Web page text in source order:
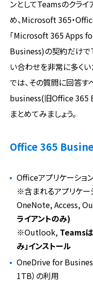
ンとしてTeamsのクライ
め、Microsoft 365・
「Microsoft 365 Apps
Business)の契約だけで
い合わせを非常に多くい
では、その質問に回答
business(旧Office 365
まとめてみましょう。
Office 365
Officeアプリケーショ
※含まれるアプリケ
OneNote, Access,
ライアントのみ)
※Outlook, Teamsは
み」インストール
OneDrive for Business
1TB）の利用